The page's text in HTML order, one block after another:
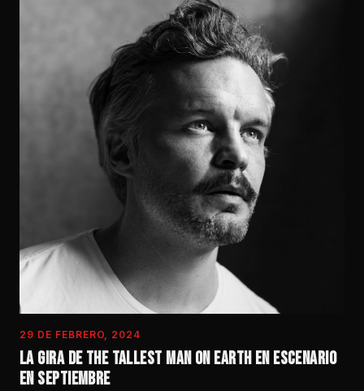
29 DE FEBRERO, 2024
LA GIRA DE THE TALLEST MAN ON EARTH EN ESCENARIO
EN SEPTIEMBRE